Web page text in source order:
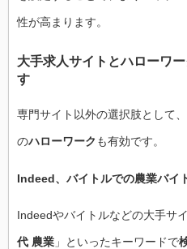
性が高まります。
大手求人サイトとハローワー
す
専門サイト以外の選択肢として
のハローワーク も有効です。
Indeed、バイトルでの農業バイ
Indeedやバイトルなどの大手サ
代 農業 」といったキーワードで